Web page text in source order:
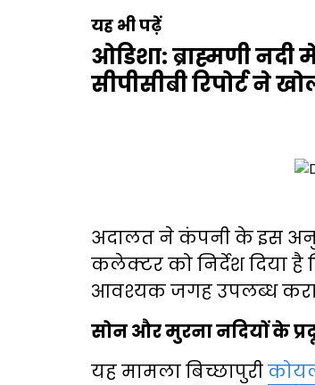
यह भी पढ़ें
ओडिशा: ब्राह्मणी नदी
सीपीसीबी रिपोर्ट ने
अदालत ने कंपनी के इस
कलेक्टर को निर्देश दिया है
आवश्यक जगह उपलब्ध
सोन और मुरना नदियों के
यह मामला बिच्छापुरी